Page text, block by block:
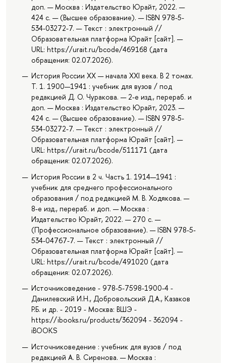
доп. — Москва : Издательство Юрайт, 2022. —
424 с. — (Высшее образование). — ISBN 978-5-
534-03272-7. — Текст : электронный //
Образовательная платформа Юрайт [сайт]. —
URL: https://urait.ru/bcode/469168 (дата
обращения: 02.07.2026).
История России XX — начала XXI века. В 2 томах.
Т. 1. 1900—1941 : учебник для вузов / под
редакцией Д. О. Чуракова. — 2-е изд., перераб. и
доп. — Москва : Издательство Юрайт, 2023. —
424 с. — (Высшее образование). — ISBN 978-5-
534-03272-7. — Текст : электронный //
Образовательная платформа Юрайт [сайт]. —
URL: https://urait.ru/bcode/511171 (дата
обращения: 02.07.2026).
История России в 2 ч. Часть 1. 1914—1941 :
учебник для среднего профессионального
образования / под редакцией М. В. Ходякова. —
8-е изд., перераб. и доп. — Москва :
Издательство Юрайт, 2022. — 270 с. —
(Профессиональное образование). — ISBN 978-5-
534-04767-7. — Текст : электронный //
Образовательная платформа Юрайт [сайт]. —
URL: https://urait.ru/bcode/491020 (дата
обращения: 02.07.2026).
Источниковедение - 978-5-7598-1900-4 -
Данилевский И.Н., Добровольский Д.А., Казаков
Р.Б. и др. - 2019 - Москва: ВШЭ -
https://ibooks.ru/products/362094 - 362094 -
iBOOKS
Источниковедение : учебник для вузов / под
редакцией А. В. Сиренова. — Москва :